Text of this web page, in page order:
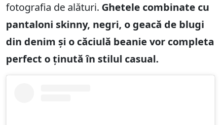
fotografia de alături. Ghetele combinate cu
pantaloni skinny, negri, o geacă de blugi
din denim și o căciulă beanie vor completa
perfect o ținută în stilul casual.